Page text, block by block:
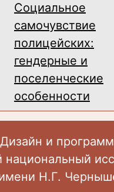
Социальное
самочувствие
полицейских:
гендерные и
поселенческие
особенности
и
национальный
Н.Г.